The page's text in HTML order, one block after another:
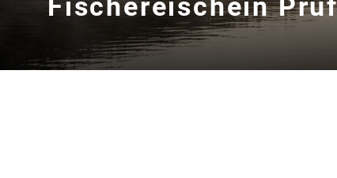
Fischereischein